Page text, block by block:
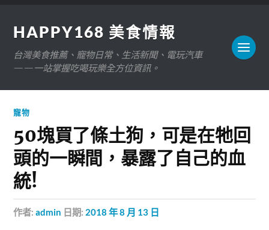
HAPPY168 美食情報
台灣美食推薦、寵物日常、生活新聞、電玩汽車
——一站掌握吃喝玩樂全方位資訊。
寵物
50塊買了條土狗，可是在牠回
頭的一瞬間，暴露了自己的血
統!
作者:admin 日期: 2018 年 8 月 13 日